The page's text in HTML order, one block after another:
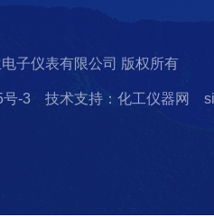
子仪表有限公司 版权所有
号-3 技术支持：化工仪器网